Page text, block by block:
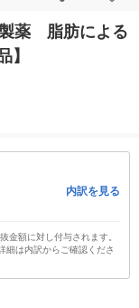
製薬 脂肪による
】
内訳を見る
金額に対し付与されます。
細は内訳からご確認くださ